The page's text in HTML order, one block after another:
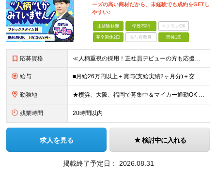
ーズの高い商材だから、未経験でも成約をGETし
やすい♪
未経験歓迎 学歴不問 ベテランOK
完全週休2日 賞与複数月 面接1回
応募資格 ≪人柄重視の採用！正社員デビューの方も応援◎≫ ★フリーターの方、転職回数なども一切不問 ■未経験OK ■学歴不問 ■普通自動車免許をお持ちの方（AT限定可） ≪こんな方にピッタリです！≫ ◎未経験
給与 ■月給26万円以上＋賞与(支給実績2ヶ月分)＋交通費 ★6月からはチームインセンティブも新たに導入予定！ ※スキル・経験を考慮の上、決定いたします ※上記には見込み残業代2万円以上（24時間分）を含
勤務地 ★横浜、大阪、福岡で募集中＆マイカー通勤OK ★転勤はありません ★希望の勤務地に配属します 【本社】 神奈川県横浜市戸塚区矢部町65 イェルコローレビル1F 【大阪オフィス】 大阪府大阪市北区池
残業時間 20時間以内
求人を見る 検討中に入れる
掲載終了予定日： 2026.08.31